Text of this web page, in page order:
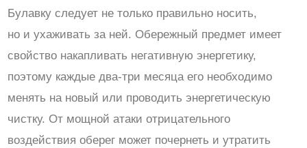
Булавку следует не только правильно носить,
но и ухаживать за ней. Обережный предмет имеет
свойство накапливать негативную энергетику,
поэтому каждые два-три месяца его необходимо
менять на новый или проводить энергетическую
чистку. От мощной атаки отрицательного
воздействия оберег может почернеть и утратить